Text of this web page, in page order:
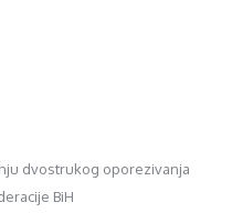
dvostrukog oporezivanja
BiH